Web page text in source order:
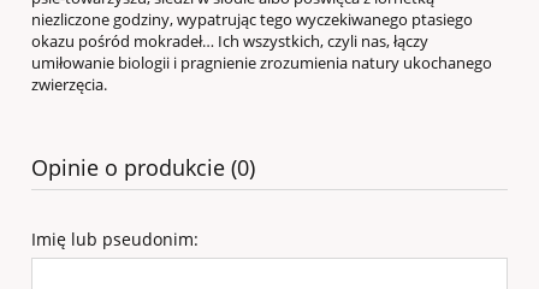
niezliczone godziny, wypatrując tego wyczekiwanego ptasiego
okazu pośród mokradeł… Ich wszystkich, czyli nas, łączy
umiłowanie biologii i pragnienie zrozumienia natury ukochanego
zwierzęcia.
Opinie o produkcie (0)
Imię lub pseudonim: